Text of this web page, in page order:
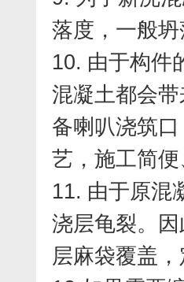
落度，一般
10. 由于构件
混凝土都会
备喇叭浇筑
艺，施工简
11. 由于原混
浇层龟裂。
层麻袋覆盖